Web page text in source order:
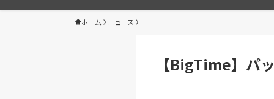
ホーム ニュース
【BigTime】パ